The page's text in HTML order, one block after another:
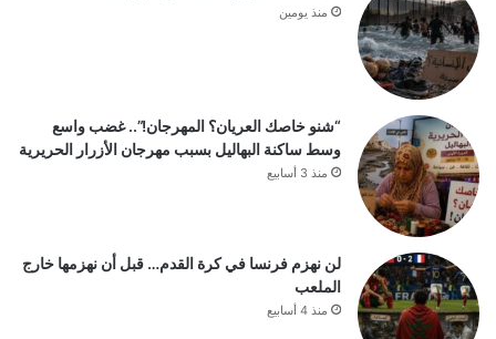
منذ يومين
“شنو خاصك العريان؟ المهرجان!”.. غضب واسع
وسط ساكنة البهاليل بسبب مهرجان الأزرار الحريرية
منذ 3 أسابيع
لن نهزم فرنسا في كرة القدم… قبل أن نهزمها خارج
الملعب
منذ 4 أسابيع